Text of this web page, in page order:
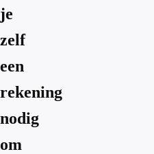
je
zelf
een
rekening
nodig
om